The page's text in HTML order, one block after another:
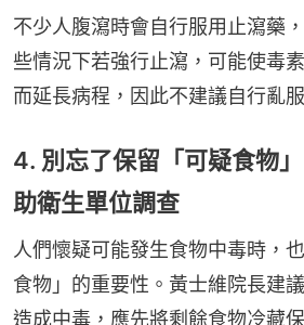
不少人腹瀉時會自行服用止瀉藥
些情況下若強行止瀉，可能使毒
而延長病程，因此不建議自行亂
4. 別忘了保留「可疑食物
助衛生單位調查
人們懷疑可能發生食物中毒時，
食物」的重要性。黃士維院長建
造成中毒，應先將剩餘食物冷藏